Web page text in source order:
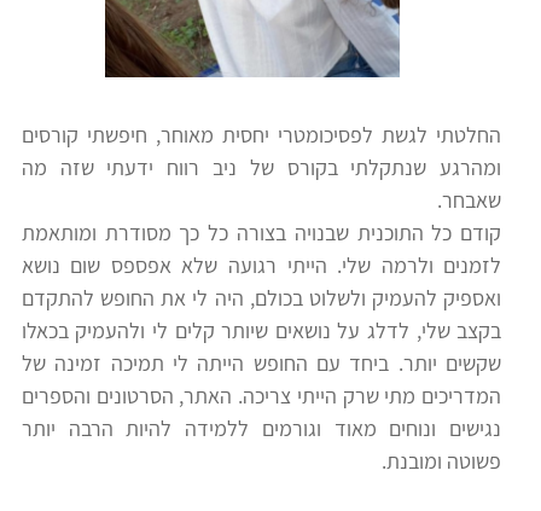
מידע
כללי
קורסי
פסיכומטרי
תלמידים
ממליצים
ביניים
הכנה
למבחני
מיון
לעבודה
ניב
רווח
החלטתי לגשת לפסיכומטרי יחסית מאוחר, חיפשתי קורסים
ומהרגע שנתקלתי בקורס של ניב רווח ידעתי שזה מה
שאבחר.
קודם כל התוכנית שבנויה בצורה כל כך מסודרת ומותאמת
לזמנים ולרמה שלי. הייתי רגועה שלא אפספס שום נושא
ואספיק להעמיק ולשלוט בכולם, היה לי את החופש להתקדם
בקצב שלי, לדלג על נושאים שיותר קלים לי ולהעמיק בכאלו
שקשים יותר. ביחד עם החופש הייתה לי תמיכה זמינה של
המדריכים מתי שרק הייתי צריכה. האתר, הסרטונים והספרים
נגישים ונוחים מאוד וגורמים ללמידה להיות הרבה יותר
פשוטה ומובנת.